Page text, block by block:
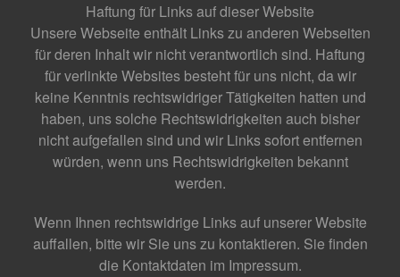
Haftung für Links auf dieser Website
Unsere Webseite enthält Links zu anderen Webseiten
für deren Inhalt wir nicht verantwortlich sind. Haftung
für verlinkte Websites besteht für uns nicht, da wir
keine Kenntnis rechtswidriger Tätigkeiten hatten und
haben, uns solche Rechtswidrigkeiten auch bisher
nicht aufgefallen sind und wir Links sofort entfernen
würden, wenn uns Rechtswidrigkeiten bekannt
werden.
Wenn Ihnen rechtswidrige Links auf unserer Website
auffallen, bitte wir Sie uns zu kontaktieren. Sie finden
die Kontaktdaten im Impressum.